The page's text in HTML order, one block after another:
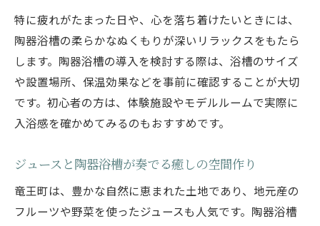
ジュースでリフレッシュ陶器浴槽で癒され
陶器浴槽と季節のジュースの楽しみ方
陶器浴槽に包まれる至福の竜王町旅
陶器浴槽で始める心満たされる竜王旅
陶器浴槽が彩る竜王観光の新定番
竜王の湯と陶器浴槽で味わう贅沢時間
陶器浴槽と温泉を巡る竜王町の楽しみ方
やさしい陶器浴槽で心を満たす休日
特に疲れがたまった日や、心を落ち着けたいときには、
陶器浴槽の柔らかなぬくもりが深いリラックスをもたら
します。陶器浴槽の導入を検討する際は、浴槽のサイズ
や設置場所、保温効果などを事前に確認することが大切
です。初心者の方は、体験施設やモデルルームで実際に
入浴感を確かめてみるのもおすすめです。
ジュースと陶器浴槽が奏でる癒しの空間作り
竜王町は、豊かな自然に恵まれた土地であり、地元産の
フルーツや野菜を使ったジュースも人気です。陶器浴槽